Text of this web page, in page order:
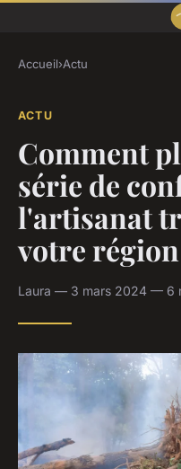
Accueil›Actu
ACTU
Comment
série de
l'artisanat
votre
Laura — 3 mars 2024 — 6